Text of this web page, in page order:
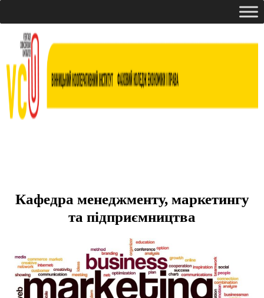
Кафедра менеджменту, маркетингу
та підприємництва